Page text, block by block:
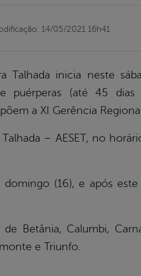
14/05/2021 16h41
Talhada inicia neste
e puérperas (até 45
a XI Gerência
– AESET, no
(16), e após
Betânia, Calumbi,
e Triunfo.